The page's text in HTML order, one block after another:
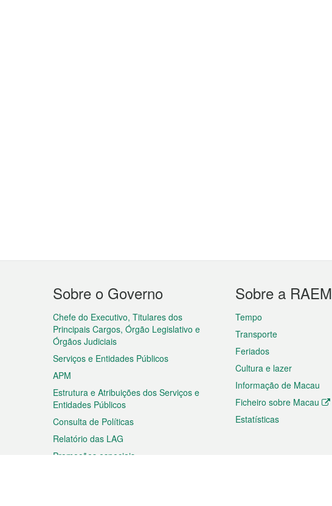
Menu
do
rodapé
Sobre o Governo
Chefe do Executivo, Titulares dos
Principais Cargos, Órgão Legislativo e
Órgãos Judiciais
Serviços e Entidades Públicos
APM
Estrutura e Atribuições dos Serviços e
Entidades Públicos
Consulta de Políticas
Relatório das LAG
Promoções especiais
Sobre a RAEM
Tempo
Transporte
Feriados
Cultura e lazer
Informação de Macau
Ficheiro sobre Macau
Estatísticas